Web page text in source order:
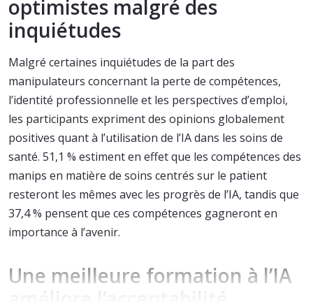
optimistes malgré des
inquiétudes
Malgré certaines inquiétudes de la part des
manipulateurs concernant la perte de compétences,
l’identité professionnelle et les perspectives d’emploi,
les participants expriment des opinions globalement
positives quant à l’utilisation de l’IA dans les soins de
santé. 51,1 % estiment en effet que les compétences des
manips en matière de soins centrés sur le patient
resteront les mêmes avec les progrès de l’IA, tandis que
37,4 % pensent que ces compétences gagneront en
importance à l’avenir.
Une meilleure formation à l’IA